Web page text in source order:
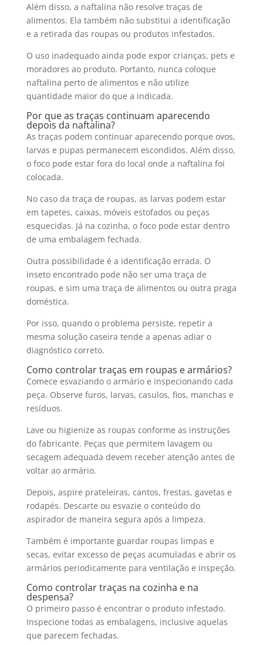
Além disso, a naftalina não resolve traças de
alimentos. Ela também não substitui a identificação
e a retirada das roupas ou produtos infestados.
O uso inadequado ainda pode expor crianças, pets e
moradores ao produto. Portanto, nunca coloque
naftalina perto de alimentos e não utilize
quantidade maior do que a indicada.
Por que as traças continuam aparecendo
depois da naftalina?
As traças podem continuar aparecendo porque ovos,
larvas e pupas permanecem escondidos. Além disso,
o foco pode estar fora do local onde a naftalina foi
colocada.
No caso da traça de roupas, as larvas podem estar
em tapetes, caixas, móveis estofados ou peças
esquecidas. Já na cozinha, o foco pode estar dentro
de uma embalagem fechada.
Outra possibilidade é a identificação errada. O
inseto encontrado pode não ser uma traça de
roupas, e sim uma traça de alimentos ou outra praga
doméstica.
Por isso, quando o problema persiste, repetir a
mesma solução caseira tende a apenas adiar o
diagnóstico correto.
Como controlar traças em roupas e armários?
Comece esvaziando o armário e inspecionando cada
peça. Observe furos, larvas, casulos, fios, manchas e
resíduos.
Lave ou higienize as roupas conforme as instruções
do fabricante. Peças que permitem lavagem ou
secagem adequada devem receber atenção antes de
voltar ao armário.
Depois, aspire prateleiras, cantos, frestas, gavetas e
rodapés. Descarte ou esvazie o conteúdo do
aspirador de maneira segura após a limpeza.
Também é importante guardar roupas limpas e
secas, evitar excesso de peças acumuladas e abrir os
armários periodicamente para ventilação e inspeção.
Como controlar traças na cozinha e na
despensa?
O primeiro passo é encontrar o produto infestado.
Inspecione todas as embalagens, inclusive aquelas
que parecem fechadas.